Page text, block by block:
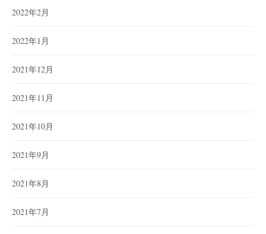
2022年2月
2022年1月
2021年12月
2021年11月
2021年10月
2021年9月
2021年8月
2021年7月